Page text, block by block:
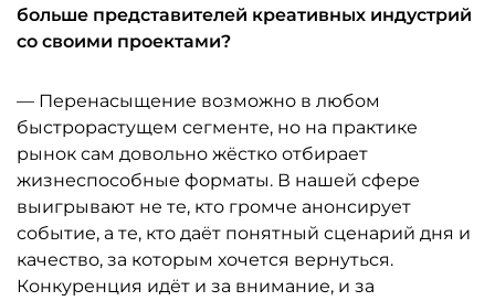
больше представителей креативных индустрий
со своими проектами?
— Перенасыщение возможно в любом
быстрорастущем сегменте, но на практике
рынок сам довольно жёстко отбирает
жизнеспособные форматы. В нашей сфере
выигрывают не те, кто громче анонсирует
событие, а те, кто даёт понятный сценарий дня и
качество, за которым хочется вернуться.
Конкуренция идёт и за внимание, и за